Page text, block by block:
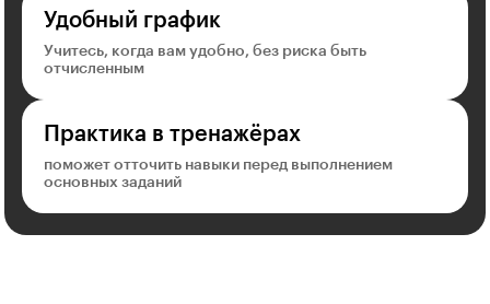
Удобный график
Учитесь, когда вам удобно, без риска быть
отчисленным
Практика в тренажёрах
поможет отточить навыки перед выполнением
основных заданий